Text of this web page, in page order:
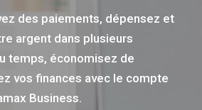
des paiements, dépensez et
argent dans plusieurs
temps, économisez de
vos finances avec le compte
Business.